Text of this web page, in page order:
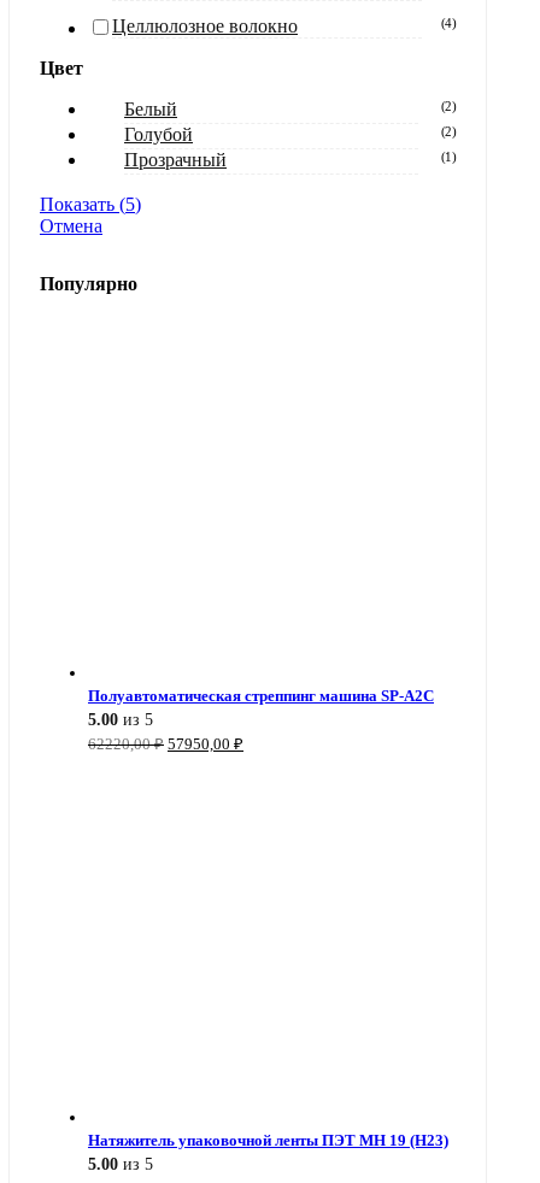
Целлюлозное волокно (4)
Цвет
Белый
(2)
Голубой (2)
Прозрачный (1)
Показать (5)
Отмена
Популярно
Полуавтоматическая стреппинг машина SP-A2C
5.00 из 5
62220,00₽ Первоначальная
57950,00 ₽
Натяжитель упаковочной ленты ПЭТ MH 19 (H23)
5.00 из 5